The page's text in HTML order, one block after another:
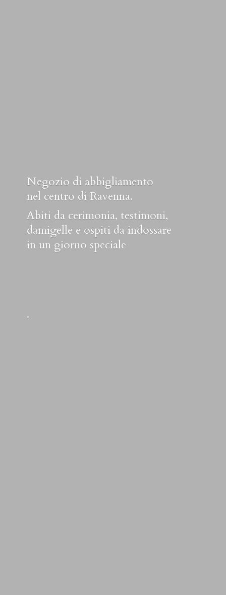
Negozio di abbigliamento
nel centro di Ravenna.
Abiti da cerimonia, testimoni,
damigelle e ospiti da indossare
in un giorno speciale
.